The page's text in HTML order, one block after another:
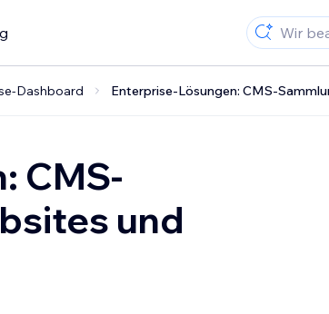
Dashboard Enterprise-Lösungen: CMS-
CMS-
und